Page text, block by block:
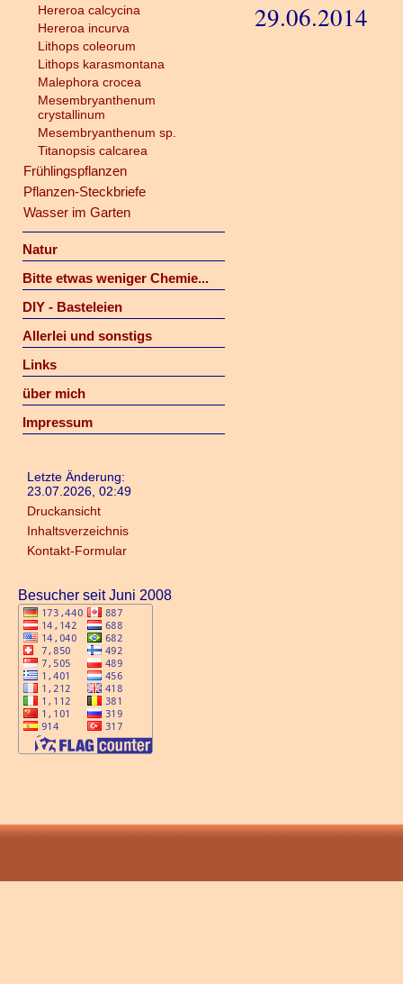
Hereroa calcycina
Hereroa incurva
Lithops coleorum
Lithops karasmontana
Malephora crocea
Mesembryanthenum
crystallinum
Mesembryanthenum sp.
Titanopsis calcarea
Frühlingspflanzen
Pflanzen-Steckbriefe
Wasser im Garten
Natur
Bitte etwas weniger Chemie...
DIY - Basteleien
Allerlei und sonstigs
Links
über mich
Impressum
Letzte Änderung:
23.07.2026, 02:49
Druckansicht
Inhaltsverzeichnis
Kontakt-Formular
Besucher seit Juni 2008
29.06.2014